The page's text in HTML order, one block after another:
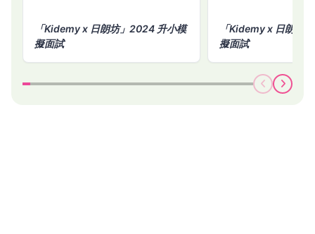
「Kidemy x 日朗坊」2024 升小模
擬面試
「Kidemy x 日朗坊
擬面試